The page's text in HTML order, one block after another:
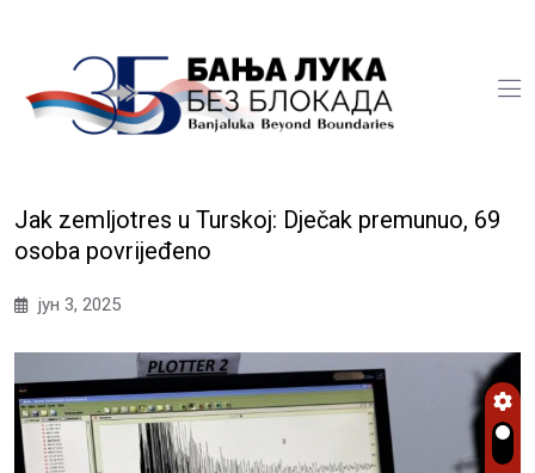
Jak zemljotres u Turskoj: Dječak premunuo, 69
osoba povrijeđeno
јун 3, 2025